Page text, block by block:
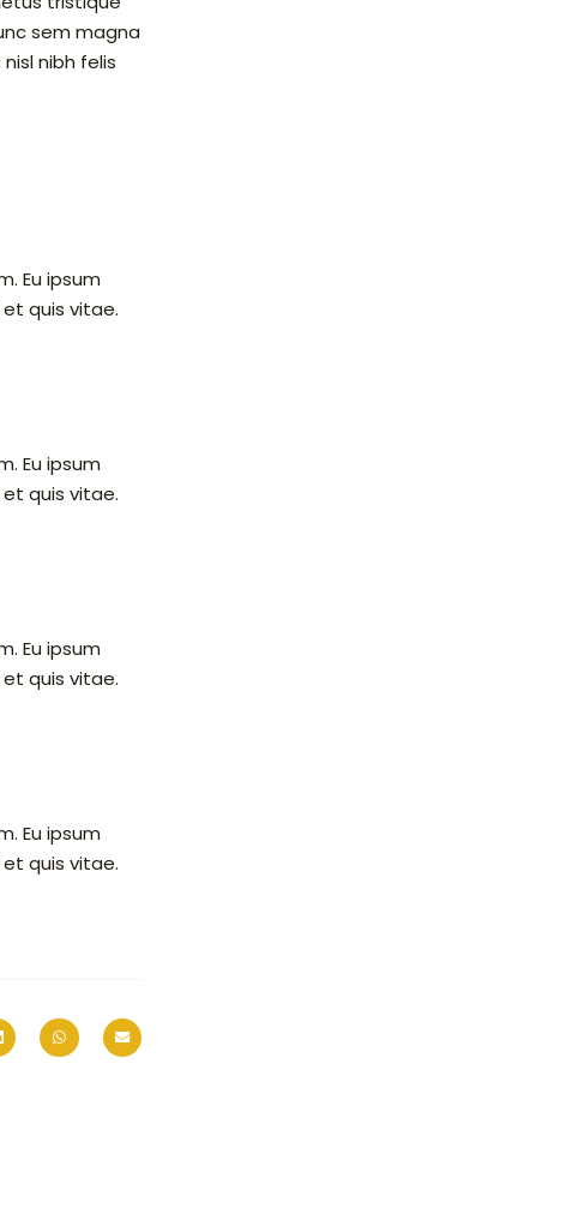
sem magna
nibh felis
Eu ipsum
quis vitae.
Eu ipsum
quis vitae.
Eu ipsum
quis vitae.
Eu ipsum
quis vitae.